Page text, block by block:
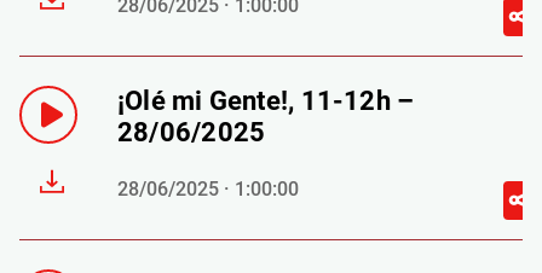
28/06/2025 · 1:00:00
¡Olé mi Gente!, 11-12h –
28/06/2025
28/06/2025 · 1:00:00